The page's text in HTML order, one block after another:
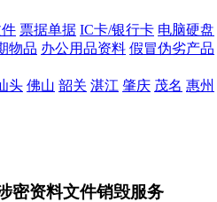
票据单据 IC卡/银行卡 电脑硬盘
物品 办公用品资料 假冒伪劣产品
头 佛山 韶关 湛江 肇庆 茂名 惠州
密资料文件销毁服务